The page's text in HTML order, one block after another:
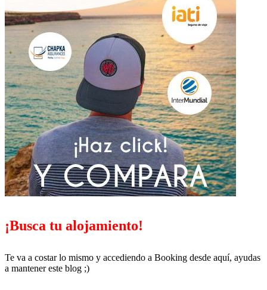
¡Busca tu alojamiento!
Te va a costar lo mismo y accediendo a Booking desde aquí, ayudas
a mantener este blog ;)